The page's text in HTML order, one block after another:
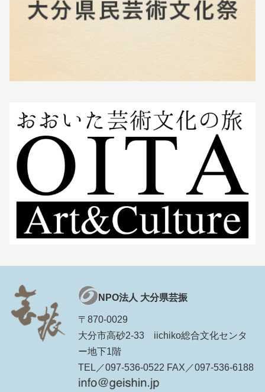
NPO法人 大分県芸振
〒870-0029
大分市高砂2-33 iichiko総合文化センタ
ー地下1階
TEL／097-536-0522 FAX／097-536-6188